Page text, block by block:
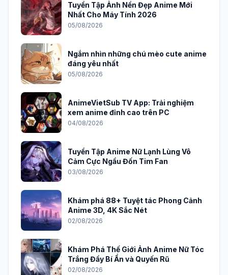
Tuyển Tập Ảnh Nền Đẹp Anime Mới
Nhất Cho Máy Tính 2026
05/08/2026
Ngắm nhìn những chú mèo cute anime
đáng yêu nhất
05/08/2026
AnimeVietSub TV App: Trải nghiệm
xem anime đỉnh cao trên PC
04/08/2026
Tuyển Tập Anime Nữ Lạnh Lùng Vô
Cảm Cực Ngầu Đốn Tim Fan
03/08/2026
Khám phá 88+ Tuyệt tác Phong Cảnh
Anime 3D, 4K Sắc Nét
02/08/2026
Khám Phá Thế Giới Ảnh Anime Nữ Tóc
Trắng Đầy Bí Ẩn và Quyến Rũ
02/08/2026